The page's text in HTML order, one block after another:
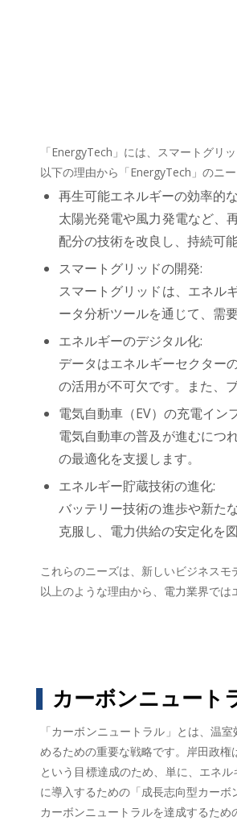
「EnergyTech」には、スマートグリ
以下の理由から「EnergyTech」のニー
再生可能エネルギーの効率的
太陽光発電や風力発電など、
配分の技術を改良し、持続可
スマートグリッドの開発:
スマートグリッドは、エネル
ータ分析ツールを通じて、需
エネルギーのデジタル化:
データはエネルギーセクター
の活用が不可欠です。また、
電気自動車（EV）の充電イン
電気自動車の普及が進むにつ
の最適化を支援します。
エネルギー貯蔵技術の進化:
バッテリー技術の進歩や新た
克服し、電力供給の安定化を
これらのニーズは、新しいビジネス
以上のような理由から、電力業界では
カーボンニュート
「カーボンニュートラル」とは、温
めるための重要な戦略です。岸田政
という目標達成のため、単に、エネ
に導入するための「成長志向型カー
カーボンニュートラルを達成するため